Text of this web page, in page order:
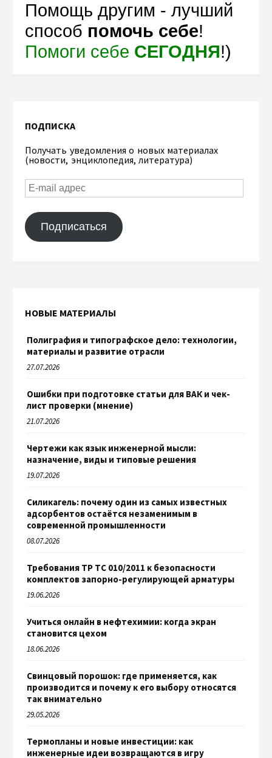
Помощь другим - лучший
способ помочь себе!
Помоги себе СЕГОДНЯ!)
ПОДПИСКА
Получать уведомления о новых материалах
(новости, энциклопедия, литература)
Подписаться
НОВЫЕ МАТЕРИАЛЫ
Полиграфия и типографское дело: технологии,
материалы и развитие отрасли
27.07.2026
Ошибки при подготовке статьи для ВАК и чек-
лист проверки (мнение)
21.07.2026
Чертежи как язык инженерной мысли:
назначение, виды и типовые решения
19.07.2026
Силикагель: почему один из самых известных
адсорбентов остаётся незаменимым в
современной промышленности
08.07.2026
Требования ТР ТС 010/2011 к безопасности
комплектов запорно-регулирующей арматуры
19.06.2026
Учиться онлайн в нефтехимии: когда экран
становится цехом
18.06.2026
Свинцовый порошок: где применяется, как
производится и почему к его выбору относятся
так внимательно
29.05.2026
Термопланы и новые инвестиции: как
инженерные идеи возвращаются в игру